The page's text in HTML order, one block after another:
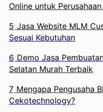
Online untuk
5 Jasa Website MLM
Sesuai Kebutuhan
6 Demo Jasa
Selatan Murah Terbaik
7 Mengapa Pengusaha
Cekotechnology?